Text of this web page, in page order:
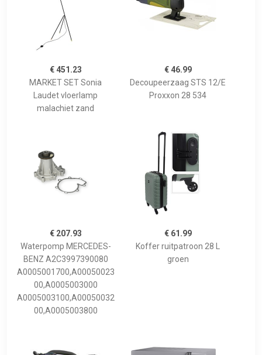
€ 451.23
MARKET SET Sonia
Laudet vloerlamp
malachiet zand
€ 46.99
Decoupeerzaag STS 12/E
Proxxon 28 534
€ 207.93
Waterpomp MERCEDES-
BENZ A2C3997390080
A0005001700,A00050023
00,A0005003000
A0005003100,A00050032
00,A0005003800
€ 61.99
Koffer ruitpatroon 28 L
groen